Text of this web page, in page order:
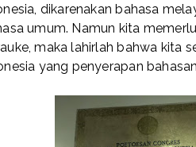
dikarenakan bahasa
umum. Namun kita
maka lahirlah bahwa kita
yang penyerapan